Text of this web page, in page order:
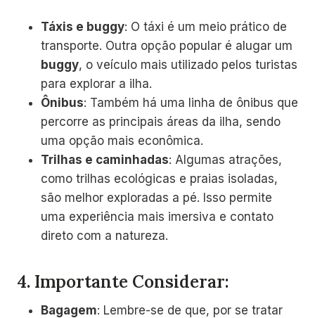
Táxis e buggy: O táxi é um meio prático de
transporte. Outra opção popular é alugar um
buggy, o veículo mais utilizado pelos turistas
para explorar a ilha.
Ônibus: Também há uma linha de ônibus que
percorre as principais áreas da ilha, sendo
uma opção mais econômica.
Trilhas e caminhadas: Algumas atrações,
como trilhas ecológicas e praias isoladas,
são melhor exploradas a pé. Isso permite
uma experiência mais imersiva e contato
direto com a natureza.
4. Importante Considerar:
Bagagem: Lembre-se de que, por se tratar